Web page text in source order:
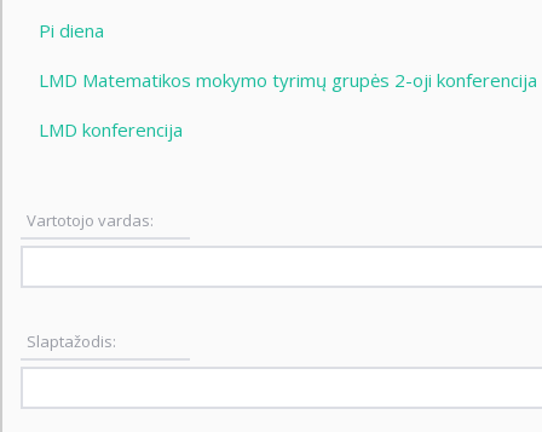
Pi diena
LMD Matematikos mokymo tyrimų grupės 2-oji konferencija
LMD konferencija
Vartotojo vardas:
Slaptažodis: